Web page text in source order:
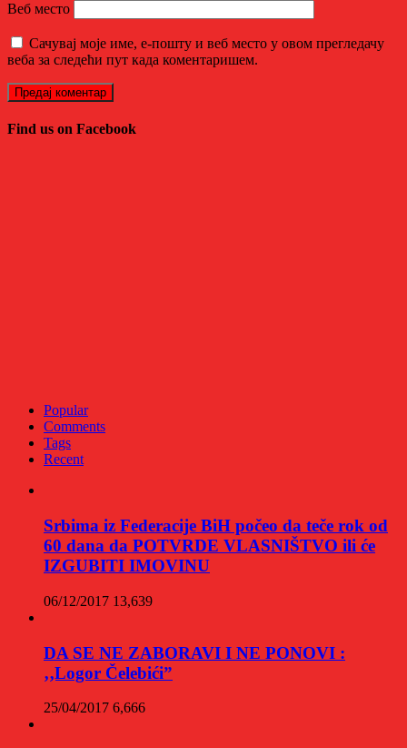
Веб место
Сачувај моје име, е-пошту и веб место у овом прегледачу
веба за следећи пут када коментаришем.
Find us on Facebook
Popular
Comments
Tags
Recent
Srbima iz Federacije BiH počeo da teče rok od
60 dana da POTVRDE VLASNIŠTVO ili će
IZGUBITI IMOVINU
06/12/2017 13,639
DA SE NE ZABORAVI I NE PONOVI :
‚‚Logor Čelebići”
25/04/2017 6,666